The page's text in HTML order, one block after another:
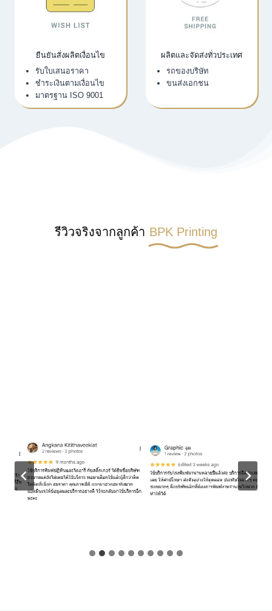
ยืนยันสั่งผลิตเงื่อนไข
รับใบเสนอราคา
ชำระเงินตามเงื่อนไข
มาตรฐาน ISO 9001
ผลิตและจัดส่งทั่วประเทศ
รถของบริษัท
ขนส่งเอกชน
รีวิวจริงจากลูกค้า BPK Printing